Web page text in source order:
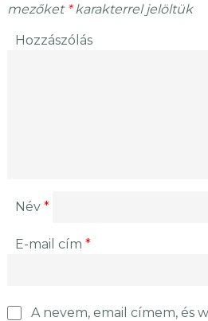
mezőket *karakterrel jelöltük
Hozzászólás
Név *
E-mail cím *
A nevem, email címem, és